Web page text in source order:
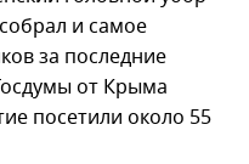
и самое
за последние
от Крыма
посетили около 55